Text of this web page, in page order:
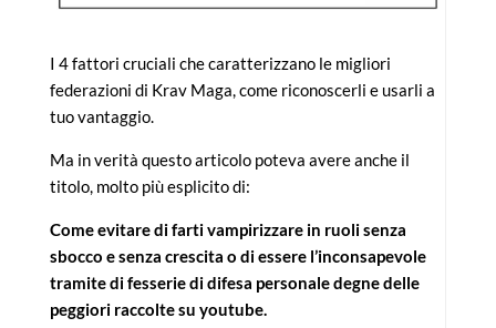
I 4 fattori cruciali che caratterizzano le migliori
federazioni di Krav Maga, come riconoscerli e usarli a
tuo vantaggio.
Ma in verità questo articolo poteva avere anche il
titolo, molto più esplicito di:
Come evitare di farti vampirizzare in ruoli senza
sbocco e senza crescita o di essere l’inconsapevole
tramite di fesserie di difesa personale degne delle
peggiori raccolte su youtube.